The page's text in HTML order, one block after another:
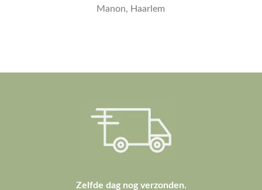
voor 16uen we verzenden nog dezelfde dag!